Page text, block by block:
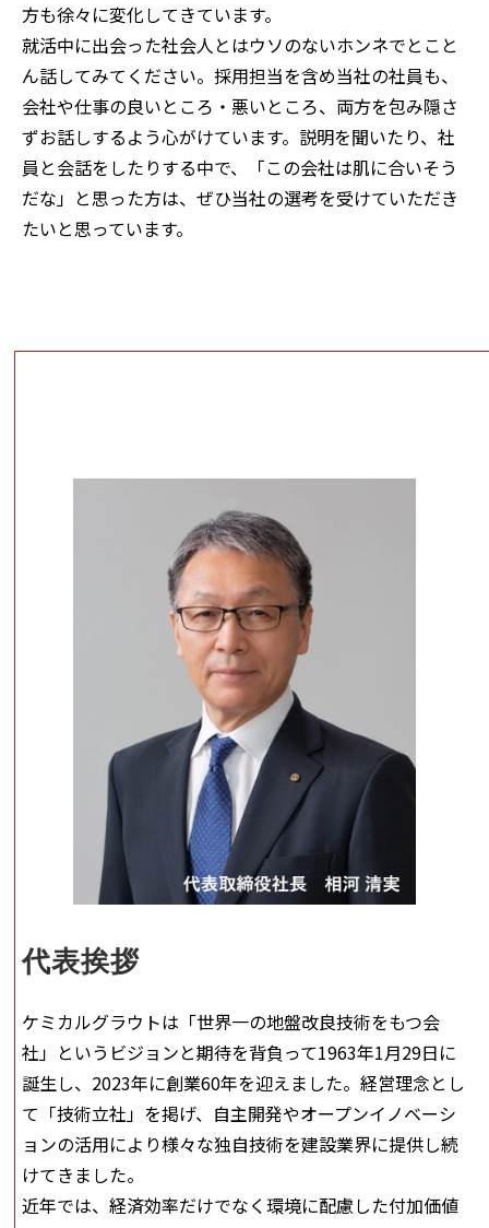
方も徐々に変化してきています。
就活中に出会った社会人とはウソのないホンネでとこと
ん話してみてください。採用担当を含め当社の社員も、
会社や仕事の良いところ・悪いところ、両方を包み隠さ
ずお話しするよう心がけています。説明を聞いたり、社
員と会話をしたりする中で、「この会社は肌に合いそう
だな」と思った方は、ぜひ当社の選考を受けていただき
たいと思っています。
代表挨拶
ケミカルグラウトは「世界一の地盤改良技術をもつ会
社」というビジョンと期待を背負って1963年1月29日に
誕生し、2023年に創業60年を迎えました。経営理念とし
て「技術立社」を掲げ、自主開発やオープンイノベーシ
ョンの活用により様々な独自技術を建設業界に提供し続
けてきました。
近年では、経済効率だけでなく環境に配慮した付加価値